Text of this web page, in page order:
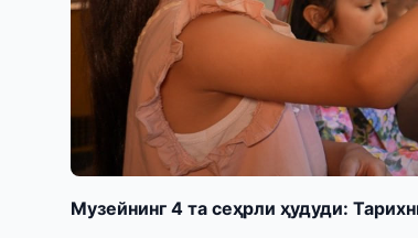
Музейнинг 4 та сеҳрли ҳудуди: